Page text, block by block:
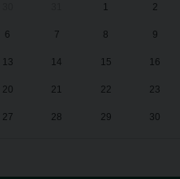
1 2
6 7 8 9
13 14 15 16
20 21 22 23
27 28 29 30